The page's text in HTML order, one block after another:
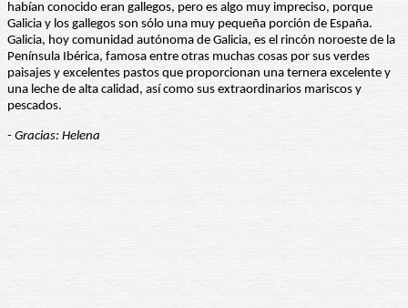
habían conocido eran gallegos, pero es algo muy impreciso, porque
Galicia y los gallegos son sólo una muy pequeña porción de España.
Galicia, hoy comunidad autónoma de Galicia, es el rincón noroeste de la
Península Ibérica, famosa entre otras muchas cosas por sus verdes
paisajes y excelentes pastos que proporcionan una ternera excelente y
una leche de alta calidad, así como sus extraordinarios mariscos y
pescados.
- Gracias: Helena